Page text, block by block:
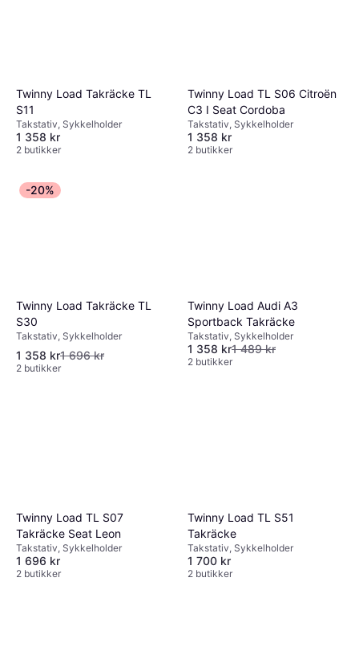
Twinny Load Takräcke TL
S11
Takstativ, Sykkelholder
1 358 kr
2 butikker
Twinny Load TL S06 Citroën
C3 I Seat Cordoba
Takstativ, Sykkelholder
1 358 kr
2 butikker
-20%
Twinny Load Takräcke TL
S30
Takstativ, Sykkelholder
1 358 kr1 696 kr
2 butikker
Twinny Load Audi A3
Sportback Takräcke
Takstativ, Sykkelholder
1 358 kr1 489 kr
2 butikker
Twinny Load TL S07
Takräcke Seat Leon
Takstativ, Sykkelholder
1 696 kr
2 butikker
Twinny Load TL S51
Takräcke
Takstativ, Sykkelholder
1 700 kr
2 butikker